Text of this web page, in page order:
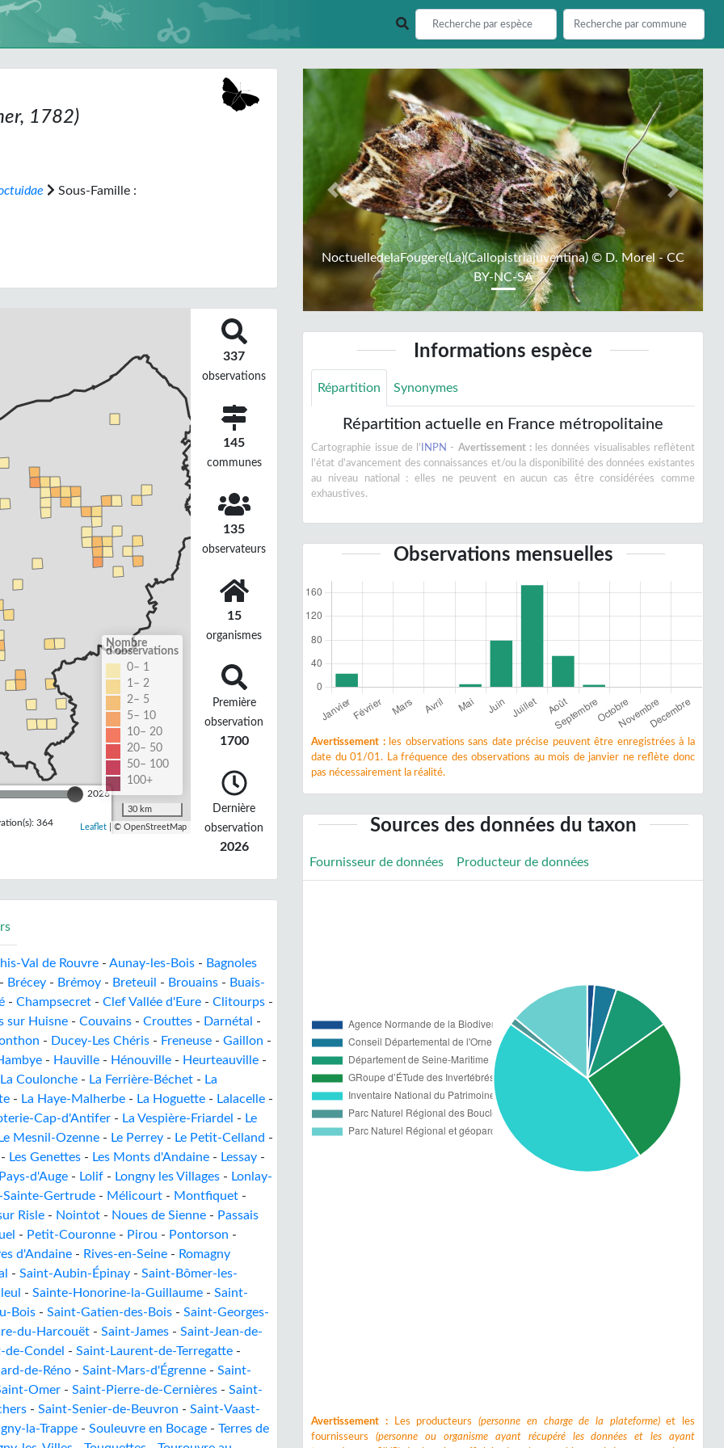
1782)
Sous-Famille :
2026
364
Nombre
d'observations
0– 1
1– 2
2– 5
5– 10
10– 20
20– 50
50– 100
100+
30 km
Leaflet| © OpenStreetMap
337
observations
145
communes
135
observateurs
15
organismes
Première
observation
1700
Dernière
observation
2026
Val de Rouvre - Aunay-les-Bois - Bagnoles
Brécey - Brémoy - Breteuil - Brouains - Buais-
- Champsecret - Clef Vallée d'Eure - Clitourps -
sur Huisne - Couvains - Crouttes - Darnétal
-
- Ducey-Les Chéris - Freneuse - Gaillon -
- Hauville - Hénouville - Heurteauville -
La Coulonche - La Ferrière-Béchet - La
- La Haye-Malherbe - La Hoguette - Lalacelle -
Cap-d'Antifer - La Vespière-Friardel - Le
Mesnil-Ozenne - Le Perrey - Le Petit-Celland -
Les Genettes - Les Monts d'Andaine - Lessay -
d'Auge - Lolif - Longny les Villages - Lonlay-
Gertrude - Mélicourt - Montfiquet -
Risle - Nointot - Noues de Sienne - Passais
- Petit-Couronne - Pirou - Pontorson -
d'Andaine - Rives-en-Seine - Romagny
- Saint-Aubin-Épinay - Saint-Bômer-les-
- Sainte-Honorine-la-Guillaume - Saint-
Bois - Saint-Gatien-des-Bois - Saint-Georges-
du-Harcouët - Saint-James - Saint-Jean-de-
Condel - Saint-Laurent-de-Terregatte -
de-Réno - Saint-Mars-d'Égrenne - Saint-
Omer - Saint-Pierre-de-Cernières - Saint-
- Saint-Senier-de-Beuvron - Saint-Vaast-
la-Trappe - Souleuvre en Bocage - Terres de
NoctuelledelaFougere(La)(Callopistriajuventina) © D. Morel - CC
BY-NC-SA
Previous Next
Informations espèce
Répartition Synonymes
Répartition actuelle en France métropolitaine
Cartographie issue de l' INPN - Avertissement :les données visualisables reflètent
l'état d'avancement des connaissances et/ou la disponibilité des données existantes
au niveau national : elles ne peuvent en aucun cas être considérées comme
exhaustives.
Observations mensuelles
Avertissement :les observations sans date précise peuvent être enregistrées à la
date du 01/01. La fréquence des observations au mois de janvier ne reflète donc
pas nécessairement la réalité.
Sources des données du taxon
Fournisseur de données Producteur de données
Avertissement : Les producteurs(personne en charge de la plateforme)et les
fournisseurs(personne ou organisme ayant récupéré les données et les ayant